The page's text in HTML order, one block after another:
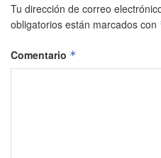
Tu dirección de correo
obligatorios están marcados con
Comentario *